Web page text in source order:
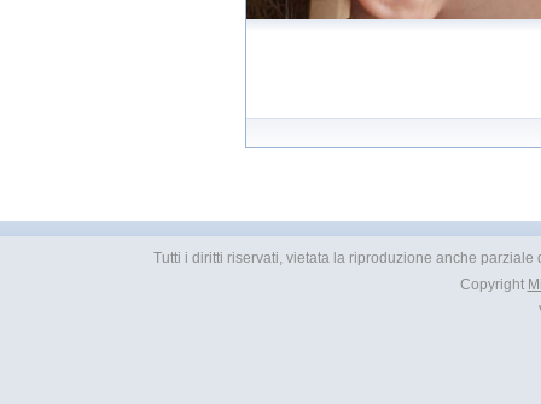
Tutti i diritti riservati, vietata la riproduzione anche
Copyright